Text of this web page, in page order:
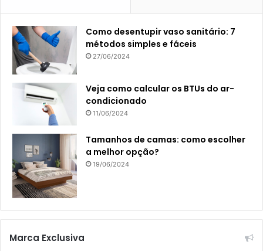
Como desentupir vaso sanitário: 7
métodos simples e fáceis
27/06/2024
Veja como calcular os BTUs do ar-
condicionado
11/06/2024
Tamanhos de camas: como escolher
a melhor opção?
19/06/2024
Marca Exclusiva